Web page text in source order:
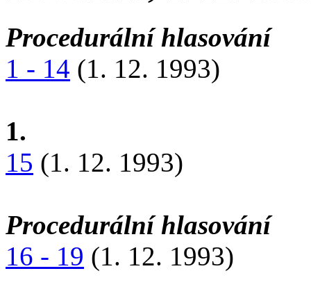
Procedurální hlasování
1 - 14 (1. 12. 1993)
1.
15 (1. 12. 1993)
Procedurální hlasování
16 - 19 (1. 12. 1993)